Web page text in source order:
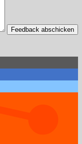
Feedback abschicken